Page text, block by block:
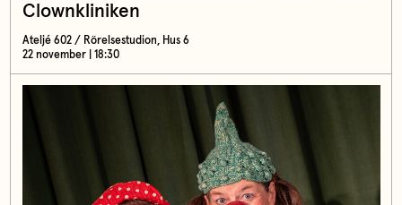
Clownkliniken
Ateljé 602 / Rörelsestudion, Hus 6
22 november | 18:30